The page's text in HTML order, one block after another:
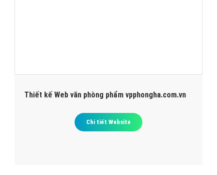
Thiết kế Web văn phòng phẩm vpphongha.com.vn
Chi tiết Website